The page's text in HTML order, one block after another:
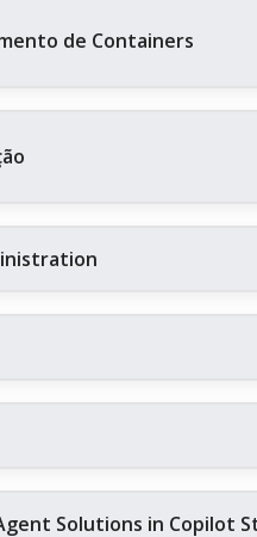
de Containers
Solutions in Copilot